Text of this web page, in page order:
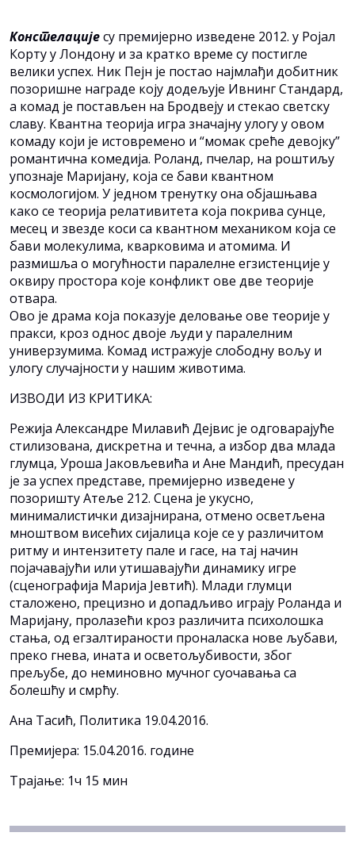
Констелацијесу премијерно изведене 2012. у Ројал
Корту у Лондону и за кратко време су постигле
велики успех. Ник Пејн је постао најмлађи добитник
позоришне награде коју додељује Ивнинг Стандард,
а комад је постављен на Бродвеју и стекао светску
славу. Квантна теорија игра значајну улогу у овом
комаду који је истовремено и “момак среће девојку”
романтична комедија. Роланд, пчелар, на роштиљу
упознаје Маријану, која се бави квантном
космологијом. У једном тренутку она објашњава
како се теорија релативитета која покрива сунце,
месец и звезде коси са квантном механиком која се
бави молекулима, кварковима и атомима. И
размишља о могућности паралелне егзистенције у
оквиру простора које конфликт ове две теорије
отвара.
Ово је драма која показује деловање ове теорије у
пракси, кроз однос двоје људи у паралелним
универзумима. Комад истражује слободну вољу и
улогу случајности у нашим животима.
ИЗВОДИ ИЗ КРИТИКА:
Режија Александре Милавић Дејвис је одговарајуће
стилизована, дискретна и течна, а избор два млада
глумца, Уроша Јаковљевића и Ане Мандић, пресудан
је за успех представе, премијерно изведене у
позоришту Атеље 212. Сцена је укусно,
минималистички дизајнирана, отмено осветљена
мноштвом висећих сијалица које се у различитом
ритму и интензитету пале и гасе, на тај начин
појачавајући или утишавајући динамику игре
(сценографија Марија Јевтић). Млади глумци
сталожено, прецизно и допадљиво играју Роланда и
Маријану, пролазећи кроз различита психолошка
стања, од егзалтираности проналаска нове љубави,
преко гнева, ината и осветољубивости, због
прељубе, до неминовно мучног суочавања са
болешћу и смрћу.
Ана Тасић, Политика 19.04.2016.
Премијера: 15.04.2016. године
Трајање: 1ч 15 мин